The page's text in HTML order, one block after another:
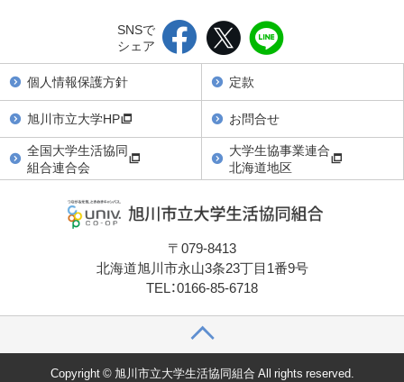
SNSで
シェア
個人情報保護方針
定款
旭川市立大学HP
お問合せ
全国大学生活協同
組合連合会
大学生協事業連合
北海道地区
〒079-8413
北海道旭川市永山3条23丁目1番9号
TEL：0166-85-6718
Copyright © 旭川市立大学生活協同組合 All rights reserved.